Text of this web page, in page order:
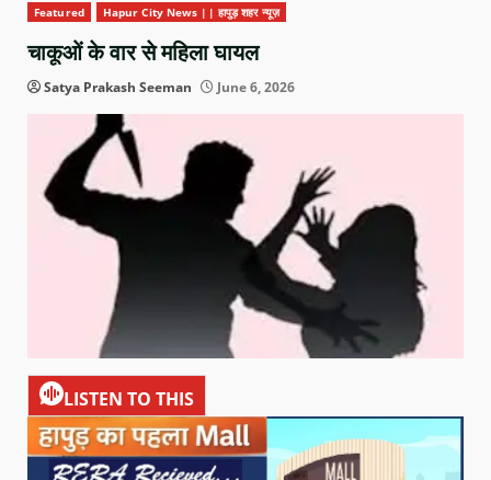
Featured Hapur City News || हापुड़ शहर न्यूज़
चाकूओं के वार से महिला घायल
Satya Prakash Seeman June 6, 2026
LISTEN TO THIS